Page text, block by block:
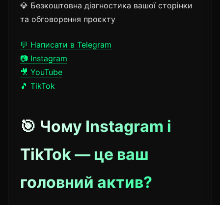
💎 Безкоштовна діагностика вашої сторінки
та обговорення проєкту
💬 Написати в Telegram
📷 Instagram
🎥 YouTube
🎵 TikTok
🎯 Чому Instagram і
TikTok — це ваш
головний актив?